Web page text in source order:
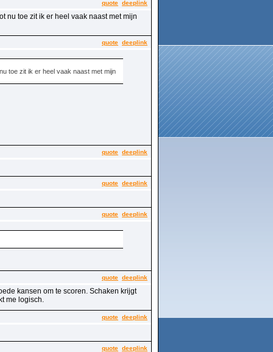
quote deeplink
nu toe zit ik er heel vaak naast met mijn
quote deeplink
toe zit ik er heel vaak naast met mijn
quote deeplink
quote deeplink
quote deeplink
quote deeplink
kansen om te scoren. Schaken krijgt
me logisch.
quote deeplink
quote deeplink